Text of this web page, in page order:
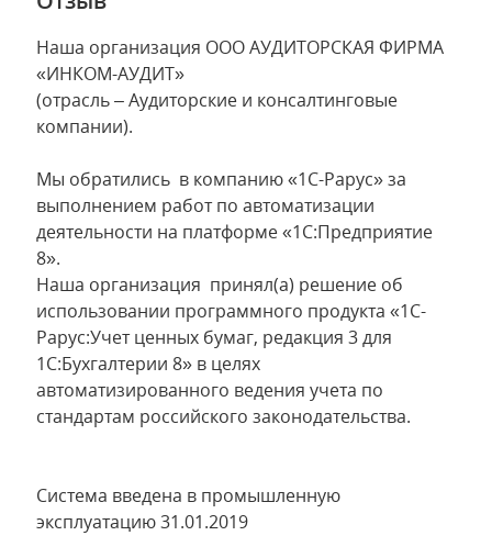
Наша организация ООО АУДИТОРСКАЯ ФИРМА
«ИНКОМ-АУДИТ»
(отрасль – Аудиторские и консалтинговые
компании).
Мы обратились в компанию «1С-Рарус» за
выполнением работ по автоматизации
деятельности на платформе «1С:Предприятие
8».
Наша организация принял(а) решение об
использовании программного продукта «1С-
Рарус:Учет ценных бумаг, редакция 3 для
1С:Бухгалтерии 8» в целях
автоматизированного ведения учета по
стандартам российского законодательства.
Система введена в промышленную
эксплуатацию 31.01.2019